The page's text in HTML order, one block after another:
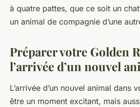
à quatre pattes, que ce soit un
un animal de compagnie d’une
Préparer votre Golden
l’arrivée d’un nouvel
L’arrivée d’un nouvel animal dans
être un moment excitant, mais